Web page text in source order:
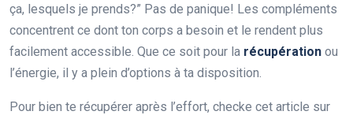
ça, lesquels je prends?” Pas de panique! Les compléments
concentrent ce dont ton corps a besoin et le rendent plus
facilement accessible. Que ce soit pour la récupération ou
l’énergie, il y a plein d’options à ta disposition.
Pour bien te récupérer après l’effort, checke cet article sur